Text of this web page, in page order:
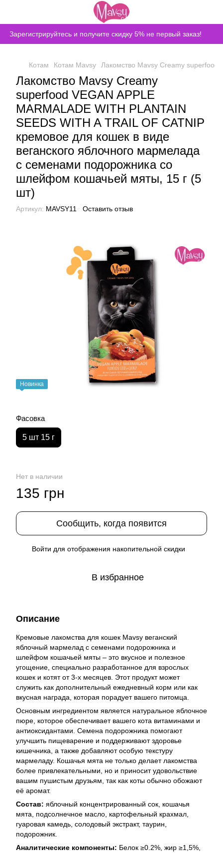
Зарегистрируйтесь и получите скидку 5% не первый заказ!
Котам Котам Mavsy Лакомство Mavsy Creamy superfood
Лакомство Mavsy Creamy
superfood VEGAN APPLE
MARMALADE WITH PLANTAIN
SEEDS WITH A TRAIL OF CATNIP
кремовое для кошек в виде
веганского яблочного мармелада
с семенами подорожника со
шлейфом кошачьей мяты, 15 г (5
шт)
Артикул: MAVSY11 Оставить отзыв
Новинка
Фасовка
5 шт 15 г
Нет в наличии
135 грн
Сообщить, когда появится
Войти для отображения накопительной скидки
В избранное
Описание
Кремовые лакомства для кошек Mavsy веганский
яблочный мармелад с семенами подорожника и
шлейфом кошачьей мяты – это вкусное и полезное
угощение, специально разработанное для взрослых
кошек и котят от 3-х месяцев. Этот продукт может
служить как дополнительный ежедневный корм или как
вкусная награда, которая порадует вашего питомца.
Основным ингредиентом является натуральное яблочное
пюре, которое обеспечивает вашего кота витаминами и
антиоксидантами. Семена подорожника помогают
улучшить пищеварение и поддерживают здоровье
кишечника, а также добавляют особую текстуру
мармеладу. Кошачья мята не только делает лакомства
более привлекательными, но и приносит удовольствие
вашим пушистым друзьям, так как коты обычно обожают
её аромат.
Состав: яблочный концентрированный сок, кошачья
мята, подсолнечное масло, картофельный крахмал,
гуаровая камедь, солодовый экстракт, таурин,
подорожник.
Аналитические компоненты: Белок ≥0.2%, жир ≥1,5%,